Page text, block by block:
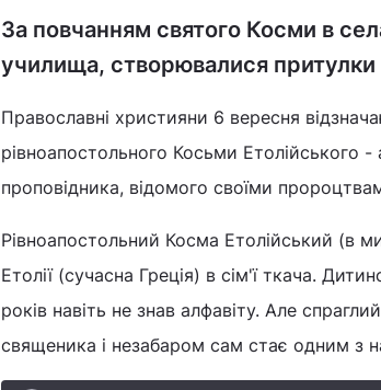
За повчанням святого Косми в
училища, створювалися притулки
Православні християни 6 вересня
рівноапостольного Косьми Етолійського
проповідника, відомого своїми
Рівноапостольний Косма Етолійський (в
Етолії (сучасна Греція) в сім'ї ткача.
років навіть не знав алфавіту. Але
священика і незабаром сам стає одним з